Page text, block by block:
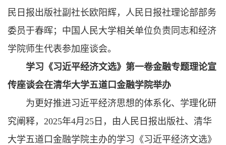
民日报出版社副社长欧阳辉，人民日报社理论部部务
委员于春晖；中国人民大学相关单位负责同志和经济
学院师生代表参加座谈会。
学习《习近平经济文选》第一卷金融专题理论宣
传座谈会在清华大学五道口金融学院举办
​为更好推进习近平经济思想的体系化、学理化研
究阐释，2025年4月25日，由人民日报出版社、清华
大学五道口金融学院主办的学习《习近平经济文选》